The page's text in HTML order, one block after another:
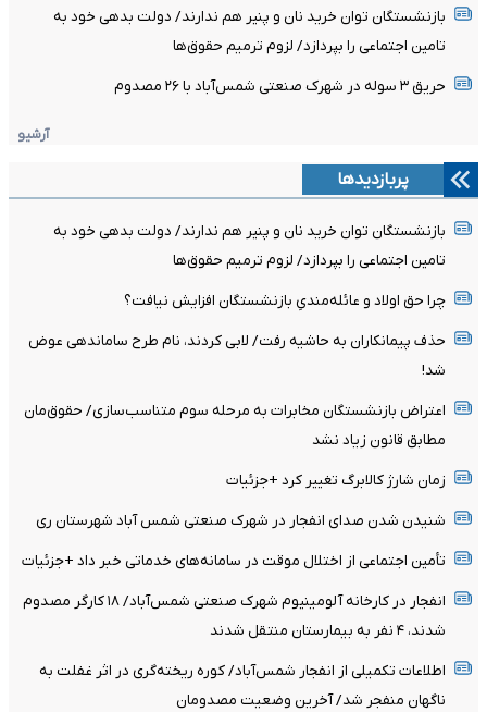
بازنشستگان توان خرید نان و پنیر هم ندارند/ دولت بدهی خود به
تامین اجتماعی را بپردازد/ لزوم ترمیم حقوق‌ها
حریق ۳ سوله در شهرک صنعتی شمس‌آباد با ۲۶ مصدوم
آرشیو
پربازدیدها
بازنشستگان توان خرید نان و پنیر هم ندارند/ دولت بدهی خود به
تامین اجتماعی را بپردازد/ لزوم ترمیم حقوق‌ها
چرا حق اولاد و عائله‌مندیِ بازنشستگان افزایش نیافت؟
حذف پیمانکاران به حاشیه رفت/ لابی کردند، نام طرح ساماندهی عوض
شد!
اعتراض بازنشستگان مخابرات به مرحله سوم متناسب‌سازی/ حقوق‌مان
مطابق قانون زیاد نشد
زمان شارژ کالابرگ تغییر کرد +جزئیات
شنیدن شدن صدای انفجار در شهرک صنعتی شمس آباد شهرستان ری
تأمین اجتماعی از اختلال موقت در سامانه‌های خدماتی خبر داد +جزئیات
انفجار در کارخانه آلومینیوم شهرک صنعتی شمس‌آباد/ ۱۸ کارگر مصدوم
شدند، ۴ نفر به بیمارستان منتقل شدند
اطلاعات تکمیلی از انفجار شمس‌آباد/ کوره ریخته‌گری در اثر غفلت به
ناگهان منفجر شد/ آخرین وضعیت مصدومان